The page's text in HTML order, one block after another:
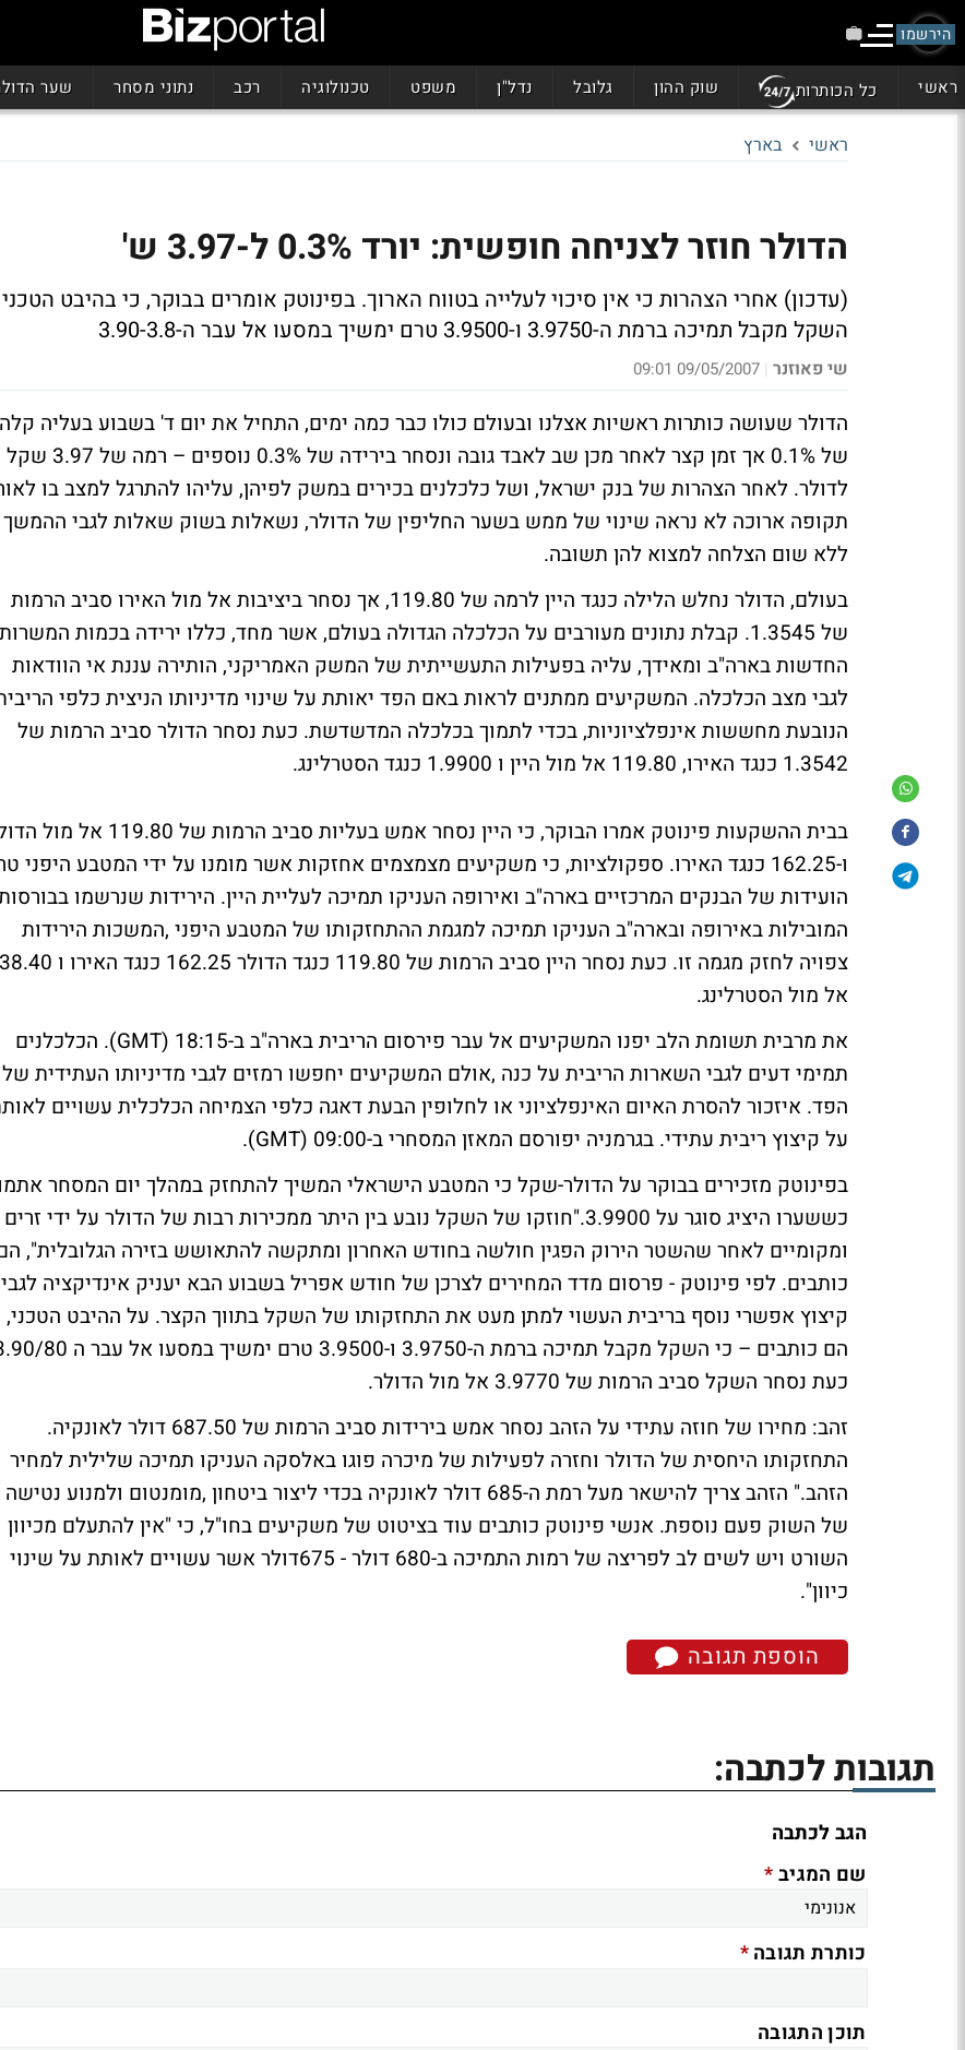
הירשמו
ראשי כל הכותרות שוק ההון גלובל נדל"ן משפט טכנולוגיה רכב נתוני מסחר שער
ראשי בארץ
הדולר חוזר לצניחה חופשית: יורד 0.3% ל-3.97 ש'
(עדכון) אחרי הצהרות כי אין סיכוי לעלייה בטווח הארוך. בפינוטק אומרים בבוקר, כי בהיבט
השקל מקבל תמיכה ברמת ה-3.9750 ו-3.9500 טרם ימשיך במסעו אל עבר ה-3.90-3.8
שי פאוזנר |
09/05/2007 09:01
הדולר שעושה כותרות ראשיות אצלנו ובעולם כולו כבר כמה ימים, התחיל את יום ד' בשבוע בעליה
של 0.1% אך זמן קצר לאחר מכן שב לאבד גובה ונסחר בירידה של 0.3% נוספים – רמה של 3.97 שקל
לדולר. לאחר הצהרות של בנק ישראל, ושל כלכלנים בכירים במשק לפיהן, עליהו להתרגל למצב בו
תקופה ארוכה לא נראה שינוי של ממש בשער החליפין של הדולר, נשאלות בשוק שאלות לגבי
ללא שום הצלחה למצוא להן תשובה.
בעולם, הדולר נחלש הלילה כנגד היין לרמה של 119.80, אך נסחר ביציבות אל מול האירו סביב הרמות
של 1.3545. קבלת נתונים מעורבים על הכלכלה הגדולה בעולם, אשר מחד, כללו ירידה בכמות המשרות
החדשות בארה"ב ומאידך, עליה בפעילות התעשייתית של המשק האמריקני, הותירה עננת אי הוודאות
לגבי מצב הכלכלה. המשקיעים ממתנים לראות באם הפד יאותת על שינוי מדיניותו הניצית כלפי
הנובעת מחששות אינפלציוניות, בכדי לתמוך בכלכלה המדשדשת. כעת נסחר הדולר סביב הרמות של
1.3542 כנגד האירו, 119.80 אל מול היין ו 1.9900 כנגד הסטרלינג.
בבית ההשקעות פינוטק אמרו הבוקר, כי היין נסחר אמש בעליות סביב הרמות של
ו-162.25 כנגד האירו. ספקולציות, כי משקיעים מצמצמים אחזקות אשר מומנו על ידי המטבע היפני
הועידות של הבנקים המרכזיים בארה"ב ואירופה העניקו תמיכה לעליית היין. הירידות שנרשמו
המובילות באירופה ובארה"ב העניקו תמיכה למגמת ההתחזקותו של המטבע היפני ,המשכות הירידות
צפויה לחזק מגמה זו. כעת נסחר היין סביב הרמות של 119.80 כנגד הדולר
אל מול הסטרלינג.
את מרבית תשומת הלב יפנו המשקיעים אל עבר פירסום הריבית בארה"ב ב-18:15 (GMT). הכלכלנים
תמימי דעים לגבי השארות הריבית על כנה ,אולם המשקיעים יחפשו רמזים לגבי מדיניותו העתידית של
הפד. איזכור להסרת האיום האינפלציוני או לחלופין הבעת דאגה כלפי הצמיחה הכלכלית עשויים
על קיצוץ ריבית עתידי. בגרמניה יפורסם המאזן המסחרי ב-09:00 (GMT).
בפינוטק מזכירים בבוקר על הדולר-שקל כי המטבע הישראלי המשיך להתחזק במהלך יום המסחר
כששערו היציג סוגר על 3.9900."חוזקו של השקל נובע בין היתר ממכירות רבות של הדולר על ידי זרים
ומקומיים לאחר שהשטר הירוק הפגין חולשה בחודש האחרון ומתקשה להתאושש בזירה הגלובלית",
כותבים. לפי פינוטק - פרסום מדד המחירים לצרכן של חודש אפריל בשבוע הבא יעניק אינדיקציה לגבי
קיצוץ אפשרי נוסף בריבית העשוי למתן מעט את התחזקותו של השקל בתווך הקצר. על ההיבט הטכני,
כעת נסחר השקל סביב הרמות של 3.9770 אל מול הדולר.
זהב: מחירו של חוזה עתידי על הזהב נסחר אמש בירידות סביב הרמות של 687.50 דולר לאונקיה.
התחזקותו היחסית של הדולר וחזרה לפעילות של מיכרה פוגו באלסקה העניקו תמיכה שלילית למחיר
הזהב." הזהב צריך להישאר מעל רמת ה-685 דולר לאונקיה בכדי ליצור ביטחון ,מומנטום ולמנוע נטישה
של השוק פעם נוספת. אנשי פינוטק כותבים עוד בציטוט של משקיעים בחו"ל, כי "אין להתעלם מכיוון
השורט ויש לשים לב לפריצה של רמות התמיכה ב-680 דולר - 675דולר אשר עשויים לאותת על שינוי
כיוון".
הוספת תגובה
תגובות לכתבה:
הגב לכתבה
שם המגיב*
כותרת תגובה*
תוכן התגובה